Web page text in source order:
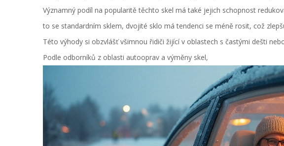
Významný podíl na popularitě těchto skel má také jejich schopnost
to se standardním sklem, dvojité sklo má tendenci se méně rosit, což
Této výhody si obzvlášť všimnou řidiči žijící v oblastech s častými dešti
Podle odborníků z oblasti autooprav a výměny skel,